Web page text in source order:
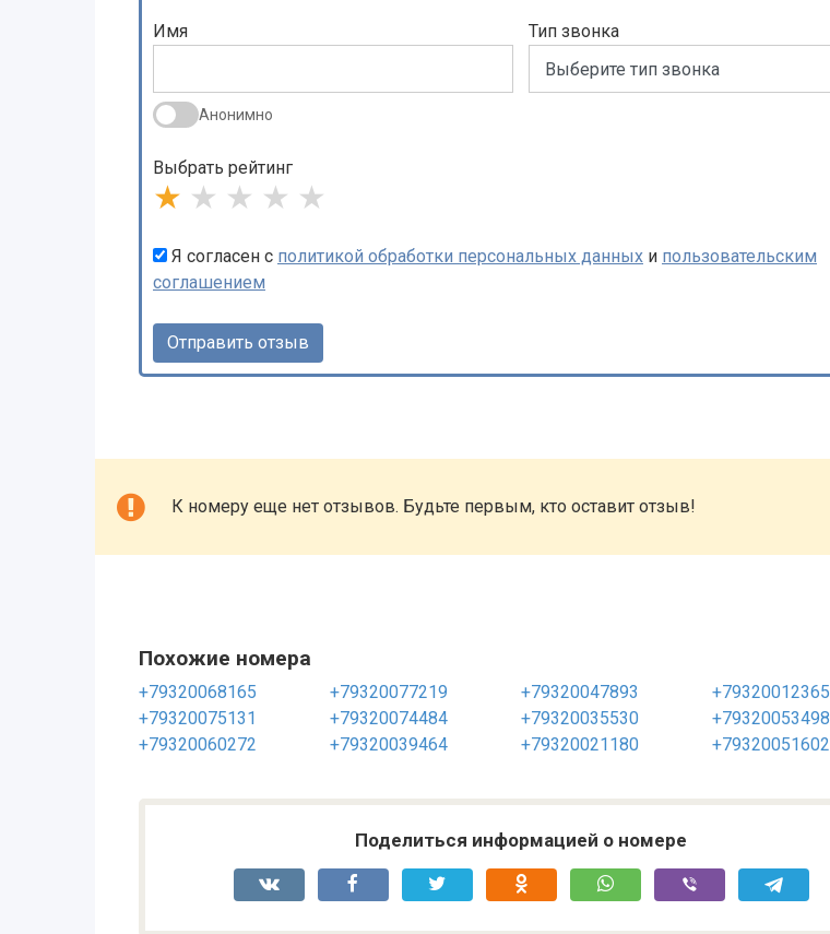
Имя
Анонимно
Тип звонка
Выбрать рейтинг
★ ★ ★ ★ ★
Я согласен с политикой обработки персональных данных и пользовательским
соглашением
К номеру еще нет отзывов. Будьте первым, кто оставит отзыв!
Похожие номера
+79320068165 +79320077219 +79320047893
+79320012365
+79320075131
+79320074484 +79320035530
+79320053498
+79320060272
+79320039464 +79320021180 +79320051602
Поделиться информацией о номере